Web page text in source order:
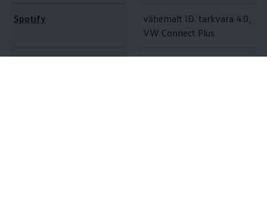
Spotify
vähemalt ID. tarkvara 4.0,
VW Connect Plus